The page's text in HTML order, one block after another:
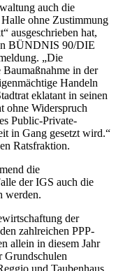
auch die
ohne Zustimmung
ausgeschrieben hat,
BÜNDNIS 90/DIE
„Die
in der
Handeln
eklatant in seinen
ohne Widerspruch
Public-Private-
in Gang gesetzt wird.“
Ratsfraktion.
die
der IGS auch die
werden.
der
zahlreichen PPP-
allein in diesem Jahr
Grundschulen
und Taubenhaus